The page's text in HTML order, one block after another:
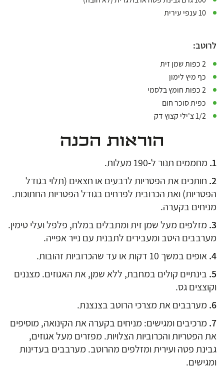
10 ענפי עירית
לרוטב:
2 כפות שמן זית
כף מיץ לימון
2 כפות חומץ בלסמי
כפית סוכר חום
1/2 צ'ילי קצוץ דק
הוראות הכנה
מחממים תנור ל-190 מעלות.
חותכים את הפטריות לרבעים או חצאים (תלוי בגודל
הפטריות) ואת הכרובית לפרחים בגודל הפטריות החתוכות.
מניחים בקערה.
מזלפים מעל שמן זית ומתבלים במלח, פלפל ועלי טימין.
מערבבים היטב ומעבירים לתבנית עם נייר אפייה.
אופים במשך 10 דקות או עד שהכרוביות זהובות.
בינתיים קולים במחבת, ללא שמן, את האגוזים. מצננים
וקוצצים גס.
מערבבים את מצרכי הרוטב בצנצנת.
מרכיבים ומגישים: מניחים בקערה את הקינואה, מוסיפים
את הפטריות והכרוביות הצלויות. מפזרים מעל אגוזים,
גבינת פטה ועירית ומזלפים מהרוטב. מערבבים בעדינות
ומגישים.